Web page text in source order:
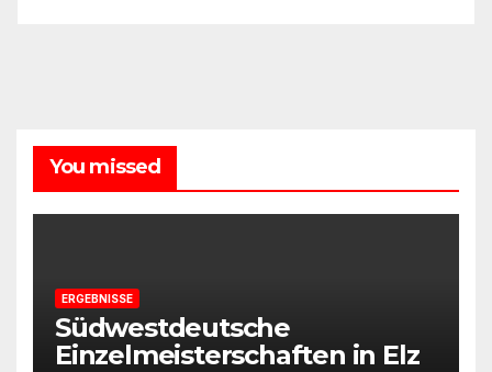
You missed
ERGEBNISSE
Südwestdeutsche
Einzelmeisterschaften in Elz